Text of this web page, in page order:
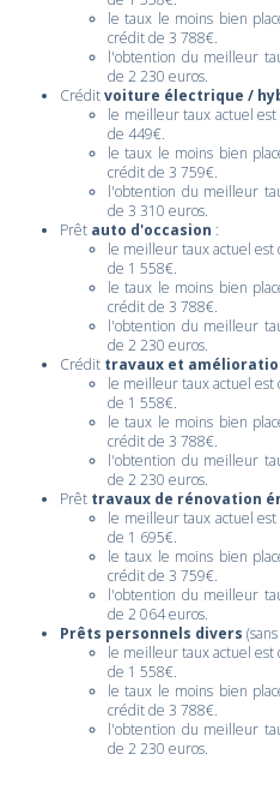
le taux le moins bien
crédit de 3 788€.
l'obtention du meilleur
de 2 230 euros.
Créditvoiture électrique /
le meilleur taux actuel
de 449€.
le taux le moins bien
crédit de 3 759€.
l'obtention du meilleur
de 3 310 euros.
Prêt auto d'occasion :
le meilleur taux actuel est
de 1 558€.
le taux le moins bien
crédit de 3 788€.
l'obtention du meilleur
de 2 230 euros.
Crédit travaux et
le meilleur taux actuel est
de 1 558€.
le taux le moins bien
crédit de 3 788€.
l'obtention du meilleur
de 2 230 euros.
Prêt travaux de rénovation
le meilleur taux actuel
de 1 695€.
le taux le moins bien
crédit de 3 759€.
l'obtention du meilleur
de 2 064 euros.
Prêts personnels divers
le meilleur taux actuel est
de 1 558€.
le taux le moins bien
crédit de 3 788€.
l'obtention du meilleur
de 2 230 euros.